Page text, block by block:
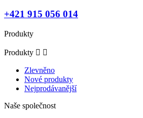
+421 915 056 014
Produkty
Produkty  
Zlevněno
Nové produkty
Nejprodávanější
Naše společnost